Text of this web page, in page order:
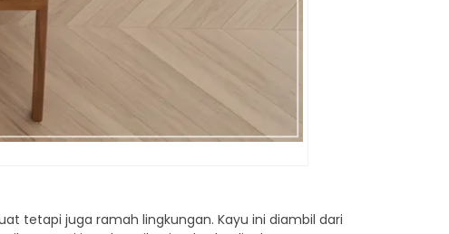
tetapi juga ramah lingkungan. Kayu ini diambil dari